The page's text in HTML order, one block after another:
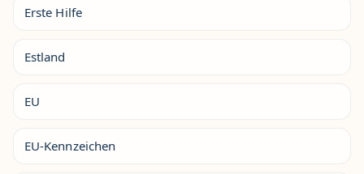
Erste Hilfe
Estland
EU
EU-Kennzeichen